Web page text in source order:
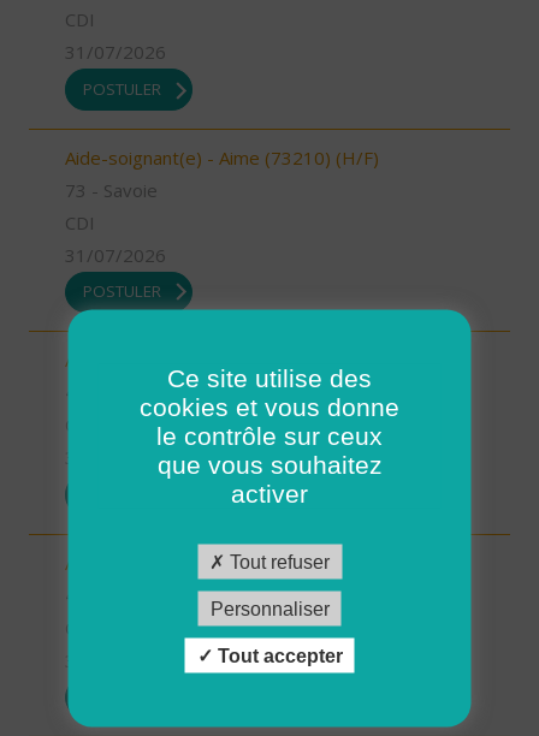
CDI
31/07/2026
POSTULER
Aide-soignant(e) - Aime (73210) (H/F)
73 - Savoie
CDI
31/07/2026
POSTULER
Auxiliaire de vie - Mimizan (H/F)
31/07/2026
Auxiliaire de vie - Labouheyre (H/F)
Ce site utilise des
cookies et vous donne
le contrôle sur ceux
que vous souhaitez
activer
Tout refuser
Personnaliser
Tout accepter